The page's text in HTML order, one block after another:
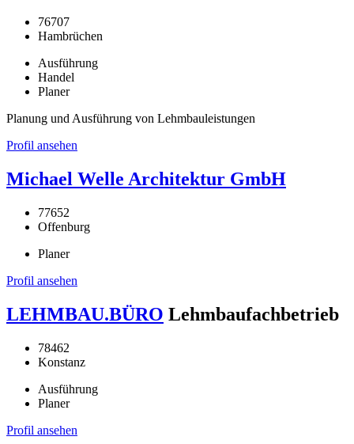
76707
Hambrüchen
Ausführung
Handel
Planer
Planung und Ausführung von Lehmbauleistungen
Profil ansehen
Michael Welle Architektur GmbH
77652
Offenburg
Planer
Profil ansehen
LEHMBAU.BÜRO Lehmbaufachbetrieb
78462
Konstanz
Ausführung
Planer
Profil ansehen